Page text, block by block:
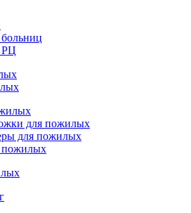
РЦ
для пожилых
для пожилых
пожилых